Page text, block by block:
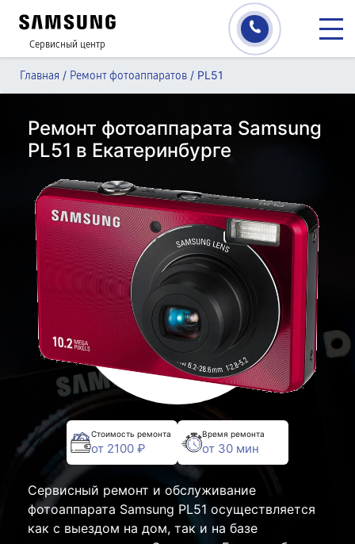
Сервисный центр
Главная / Ремонт фотоаппаратов / PL51
Ремонт фотоаппарата Samsung
PL51 в Екатеринбурге
Стоимость ремонта
от 2100 ₽
Время ремонта
от 30 мин
Сервисный ремонт и обслуживание
фотоаппарата Samsung PL51 осуществляется
как с выездом на дом, так и на базе